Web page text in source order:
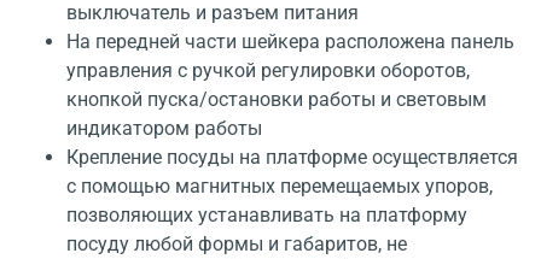
выключатель и разъем питания
На передней части шейкера расположена панель
управления с ручкой регулировки оборотов,
кнопкой пуска/остановки работы и световым
индикатором работы
Крепление посуды на платформе осуществляется
с помощью магнитных перемещаемых упоров,
позволяющих устанавливать на платформу
посуду любой формы и габаритов, не